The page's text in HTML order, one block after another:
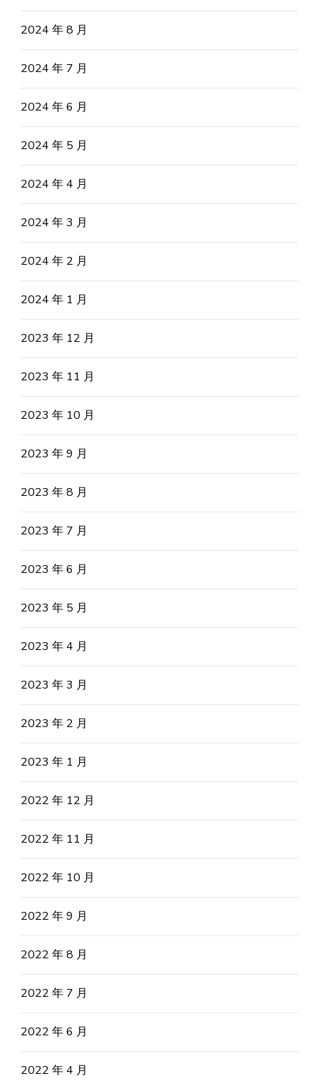
2024 年 8 月
2024 年 7 月
2024 年 6 月
2024 年 5 月
2024 年 4 月
2024 年 3 月
2024 年 2 月
2024 年 1 月
2023 年 12 月
2023 年 11 月
2023 年 10 月
2023 年 9 月
2023 年 8 月
2023 年 7 月
2023 年 6 月
2023 年 5 月
2023 年 4 月
2023 年 3 月
2023 年 2 月
2023 年 1 月
2022 年 12 月
2022 年 11 月
2022 年 10 月
2022 年 9 月
2022 年 8 月
2022 年 7 月
2022 年 6 月
2022 年 4 月